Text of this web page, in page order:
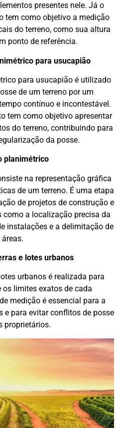
presentes nele. Já o
tem como objetivo a medição
do terreno, como sua altura
ponto de referência.
para usucapião
para usucapião é utilizado
de um terreno por um
contínuo e incontestável.
tem como objetivo apresentar
do terreno, contribuindo para
da posse.
planimétrico
na representação gráfica
de um terreno. É uma etapa
de projetos de construção e
a localização precisa da
instalações e a delimitação de
áreas.
e lotes urbanos
urbanos é realizada para
os limites exatos de cada
medição é essencial para a
e para evitar conflitos de posse
proprietários.